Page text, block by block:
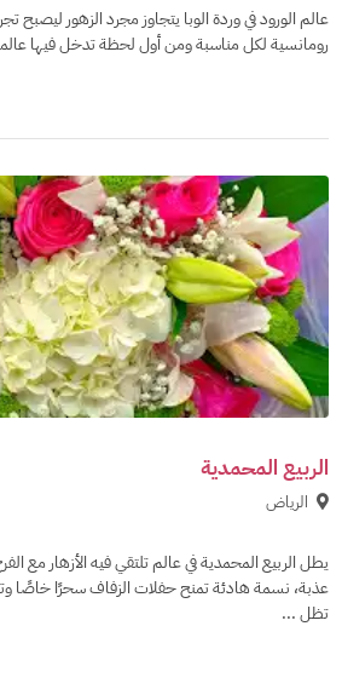
عالم الورود في وردة الوبا يتجاوز مجرد الزهور
رومانسية لكل مناسبة ومن أول لحظة تدخل فيها
الربيع المحمدية
الرياض
يطل الربيع المحمدية في عالم تلتقي فيه الأزهار مع
عذبة، نسمة هادئة تمنح حفلات الزفاف سحرًا خاصًا
تظل ...